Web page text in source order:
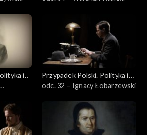
i
Przypadek Polski. Polityka i
idee
odc. 32 – Ignacy Łobarzewski